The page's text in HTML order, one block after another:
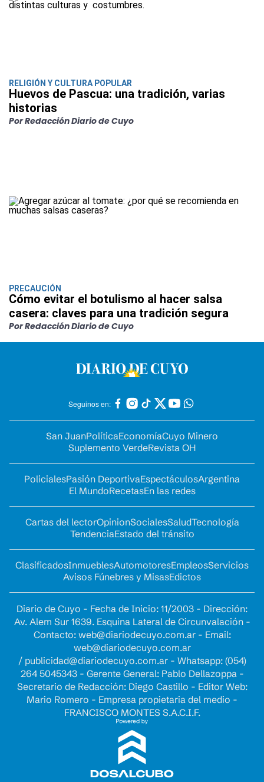
RELIGIÓN Y CULTURA POPULAR
Huevos de Pascua: una tradición, varias
historias
Por Redacción Diario de Cuyo
PRECAUCIÓN
Cómo evitar el botulismo al hacer salsa
casera: claves para una tradición segura
Por Redacción Diario de Cuyo
Seguinos en:
San JuanPolíticaEconomíaCuyo Minero
Suplemento VerdeRevista OH
PolicialesPasión DeportivaEspectáculosArgentina
El MundoRecetasEn las redes
Cartas del lectorOpinionSocialesSaludTecnología
TendenciaEstado del tránsito
ClasificadosInmueblesAutomotoresEmpleosServicios
Avisos Fúnebres y MisasEdictos
Diario de Cuyo - Fecha de Inicio: 11/2003 - Dirección:
Av. Alem Sur 1639. Esquina Lateral de Circunvalación -
Contacto: web@diariodecuyo.com.ar- Email:
web@diariodecuyo.com.ar
/ publicidad@diariodecuyo.com.ar- Whatsapp: (054)
264 5045343 - Gerente General: Pablo Dellazoppa -
Secretario de Redacción: Diego Castillo - Editor Web:
Mario Romero - Empresa propietaria del medio -
FRANCISCO MONTES S.A.C.I.F.